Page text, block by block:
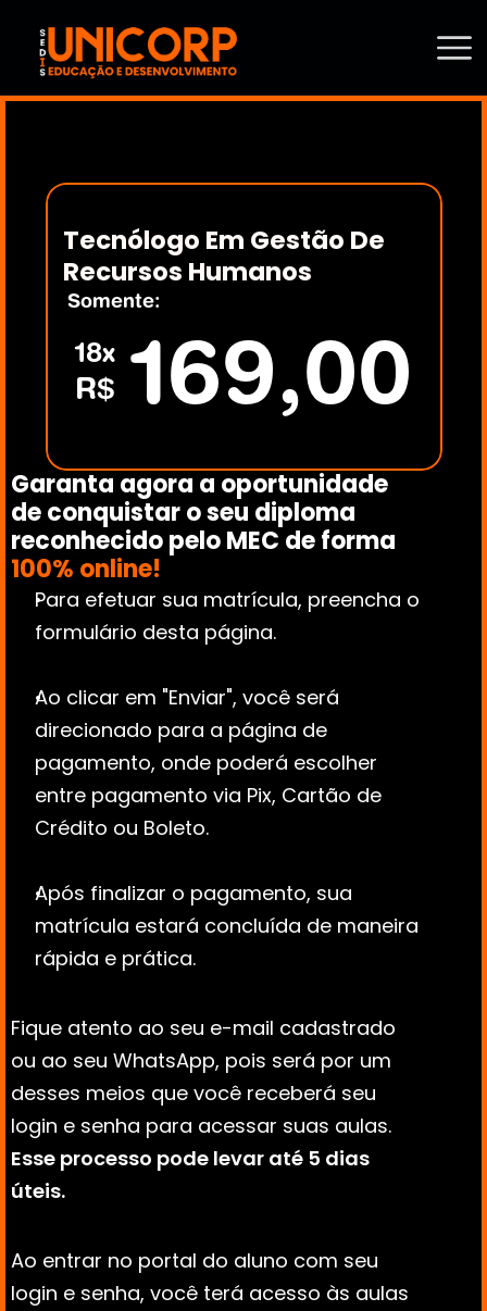
Tecnólogo Em Gestão De
Recursos Humanos
Somente:
18x
R$ 169,00
Garanta agora a oportunidade
de conquistar o seu diploma
100% online!
Para efetuar sua matrícula, preencha o
formulário desta página.
Ao clicar em "Enviar", você será
direcionado para a página de
pagamento, onde poderá escolher
entre pagamento via Pix, Cartão de
Crédito ou Boleto.
Após finalizar o pagamento, sua
matrícula estará concluída de maneira
rápida e prática.
Fique atento ao seu e-mail cadastrado
ou ao seu WhatsApp, pois será por um
desses meios que você receberá seu
Esse processo pode levar até 5 dias
úteis.
Ao entrar no portal do aluno com seu
login e senha, você terá acesso às aulas